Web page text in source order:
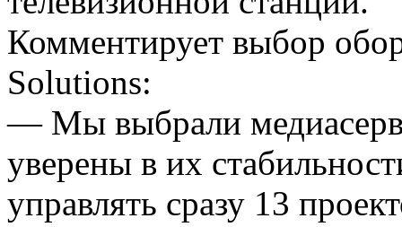
Комментирует выбор
Solutions:
— Мы выбрали
уверены в их
управлять сразу 13